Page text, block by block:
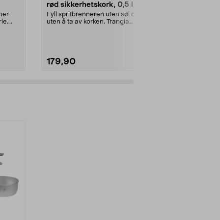
rød sikkerhetskork, 0,5 liter
Fyll spritbrenneren uten søl og
uten å ta av korken. Trangia
179,90